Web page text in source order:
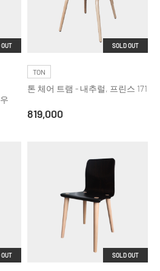
SOLD OUT
TON
톤 체어 트램 - 내추럴, 프린스 171
819,000
SOLD OUT